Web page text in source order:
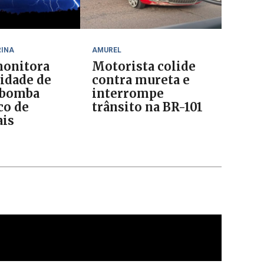
de
de
AMUREL
Motorista colide
contra mureta e
interrompe
trânsito na BR-101